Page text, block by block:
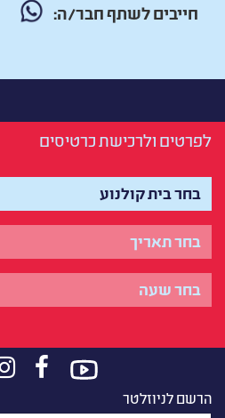
חייבים לשתף חבר/ה:
לפרטים ולרכישת כרטיסים
הרשם לניוזלטר